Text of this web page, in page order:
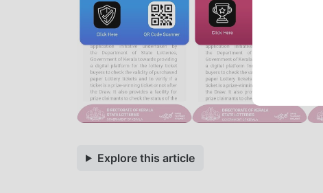
Explore this article